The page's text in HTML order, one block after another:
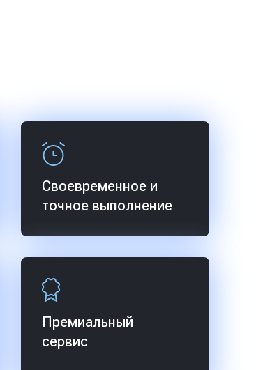
Cвоевременное и
точное выполнение
Премиальный
сервис